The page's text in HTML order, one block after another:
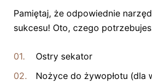
Pamiętaj, że odpowiednie
sukcesu! Oto, czego
Ostry sekator
Nożyce do żywopłotu (dla